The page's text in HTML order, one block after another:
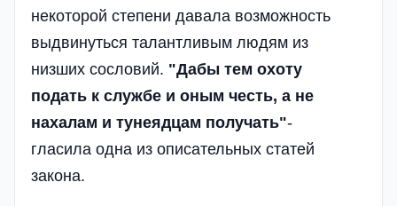
некоторой степени давала возможность
выдвинуться талантливым людям из
низших сословий. "Дабы тем охоту
подать к службе и оным честь, а не
нахалам и тунеядцам получать"-
гласила одна из описательных статей
закона.